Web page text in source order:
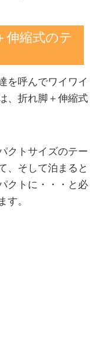
伸縮式のテ
を呼んでワイワイ
、折れ脚＋伸縮式
クトサイズのテー
、そして泊まると
クトに・・・と必
す。